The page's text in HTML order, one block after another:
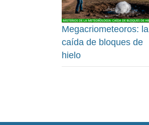
Megacriometeoros: la
caída de bloques de
hielo